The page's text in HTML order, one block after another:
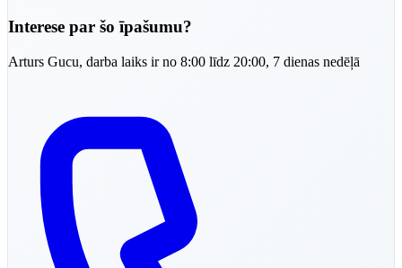
Interese par šo īpašumu?
Arturs Gucu, darba laiks ir no 8:00 līdz 20:00, 7 dienas nedēļā